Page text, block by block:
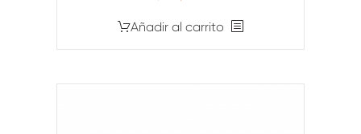
Añadir al carrito